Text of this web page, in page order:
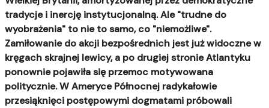
tradycje i inercję instytucjonalną. Ale "trudne do
wyobrażenia" to nie to samo, co "niemożliwe".
Zamiłowanie do akcji bezpośrednich jest już widoczne w
kręgach skrajnej lewicy, a po drugiej stronie Atlantyku
ponownie pojawiła się przemoc motywowana
politycznie. W Ameryce Północnej radykałowie
przesiąknięci postępowymi dogmatami próbowali